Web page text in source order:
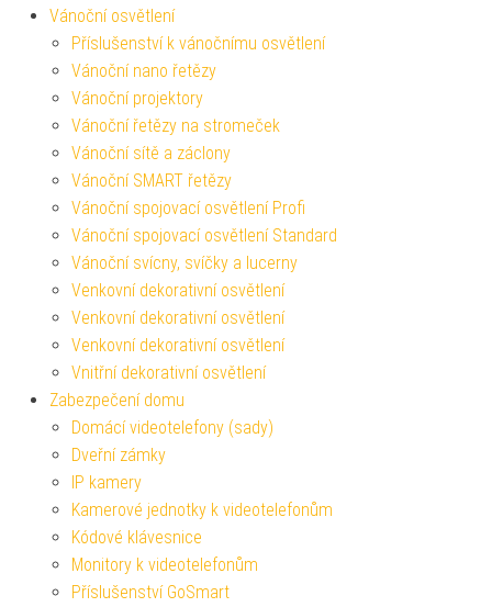
Vánoční osvětlení
Příslušenství k vánočnímu osvětlení
Vánoční nano řetězy
Vánoční projektory
Vánoční řetězy na stromeček
Vánoční sítě a záclony
Vánoční SMART řetězy
Vánoční spojovací osvětlení Profi
Vánoční spojovací osvětlení Standard
Vánoční svícny, svíčky a lucerny
Venkovní dekorativní osvětlení
Venkovní dekorativní osvětlení
Venkovní dekorativní osvětlení
Vnitřní dekorativní osvětlení
Zabezpečení domu
Domácí videotelefony (sady)
Dveřní zámky
IP kamery
Kamerové jednotky k videotelefonům
Kódové klávesnice
Monitory k videotelefonům
Příslušenství GoSmart